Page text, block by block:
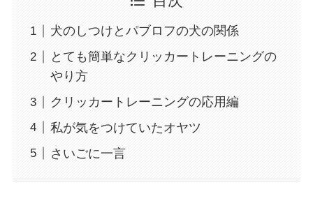
犬のしつけとパブロフの犬の関係
とても簡単なクリッカートレーニングの
やり方
クリッカートレーニングの応用編
私が気をつけていたオヤツ
さいごに一言